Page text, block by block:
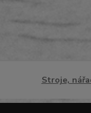
Stroje,